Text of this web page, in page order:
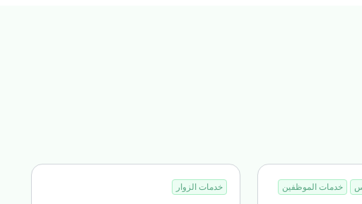
خدمات الموظفين خدمات الزوار